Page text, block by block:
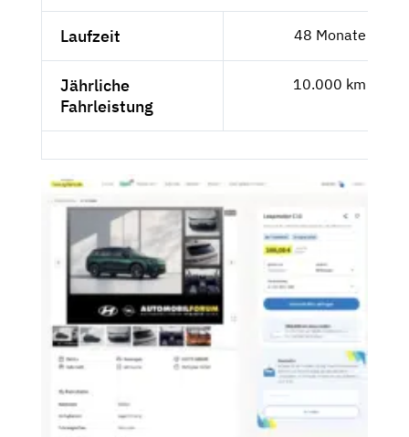
Laufzeit 48 Monate
Jährliche
Fahrleistung
10.000 km